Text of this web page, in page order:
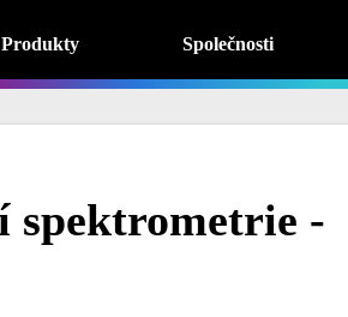
Produkty Společnosti
spektrometrie -